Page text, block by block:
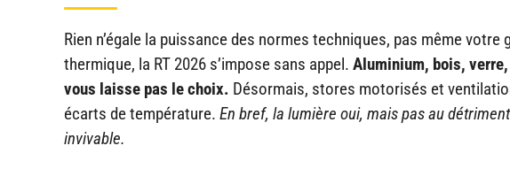
Rien n’égale la puissance des normes techniques, pas même
thermique, la RT 2026 s’impose sans appel. Aluminium, bois,
vous laisse pas le choix. Désormais, stores motorisés et
écarts de température. En bref, la lumière oui, mais pas au
invivable.